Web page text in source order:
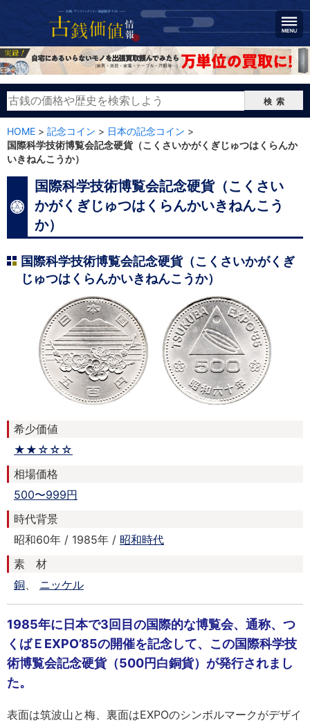
検索
HOME > 記念コイン > 日本の記念コイン >
国際科学技術博覧会記念硬貨（こくさいかがくぎじゅつはくらんか
いきねんこうか）
国際科学技術博覧会記念硬貨（こくさい
かがくぎじゅつはくらんかいきねんこう
か）
国際科学技術博覧会記念硬貨（こくさいかがくぎ
じゅつはくらんかいきねんこうか）
希少価値
★★☆☆☆
相場価格
500〜999円
時代背景
昭和60年 / 1985年 / 昭和時代
素 材
銅、 ニッケル
1985年に日本で3回目の国際的な博覧会、通称、つ
くばＥEXPO’85の開催を記念して、この国際科学技
術博覧会記念硬貨（500円白銅貨）が発行されまし
た。
表面は筑波山と梅、裏面はEXPOのシンボルマークがデザイ